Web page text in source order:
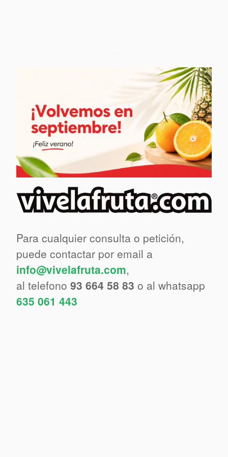
Para cualquier consulta o petición,
puede contactar por email a
info@vivelafruta.com,
al telefono 93 664 58 83 o al whatsapp
635 061 443